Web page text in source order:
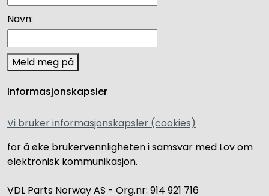
Navn:
Meld meg på
Informasjonskapsler
Vi bruker informasjonskapsler (cookies)
for å øke brukervennligheten i samsvar med Lov om
elektronisk kommunikasjon.
VDL Parts Norway AS - Org.nr: 914 921 716